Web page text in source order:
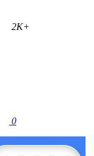
2K+
0